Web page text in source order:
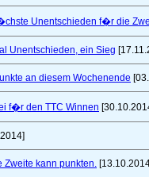
Unentschieden f�r die
Unentschieden, ein Sieg
an diesem Wochenende
f�r den TTC Winnen
Zweite kann punkten.